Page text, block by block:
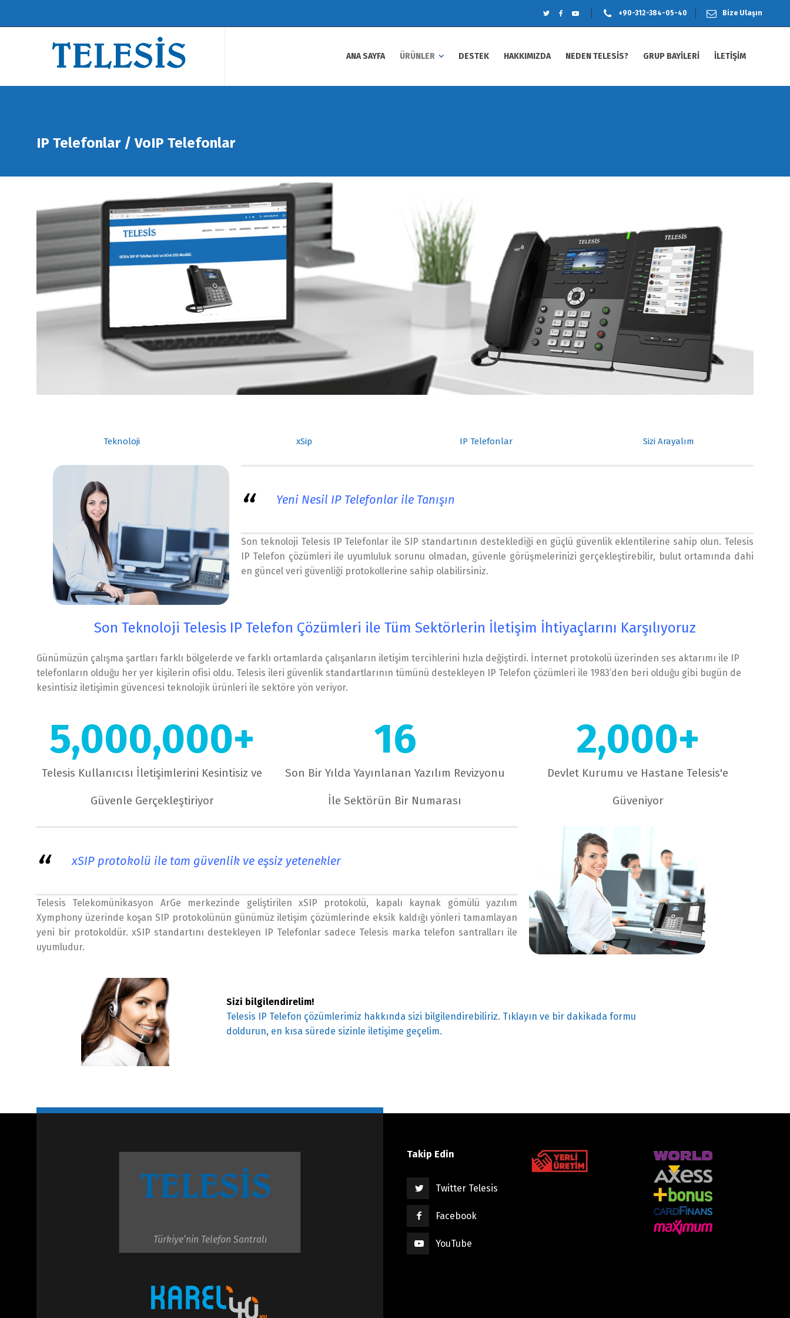
+90-312-384-05-40 Bize Ulaşın
ANA SAYFA ÜRÜNLER DESTEK HAKKIMIZDA NEDEN TELESİS? GRUP BAYİLERİ İLETİŞİM
IP Telefonlar / VoIP Telefonlar
Teknoloji xSip IP Telefonlar Sizi Arayalım
Yeni Nesil IP Telefonlar ile Tanışın
Son teknoloji Telesis IP Telefonlar ile SIP standartının desteklediği en güçlü güvenlik eklentilerine sahip olun. Telesis
IP Telefon çözümleri ile uyumluluk sorunu olmadan, güvenle görüşmelerinizi gerçekleştirebilir, bulut ortamında dahi
en güncel veri güvenliği protokollerine sahip olabilirsiniz.
Son Teknoloji Telesis IP Telefon Çözümleri ile Tüm Sektörlerin İletişim İhtiyaçlarını Karşılıyoruz
Günümüzün çalışma şartları farklı bölgelerde ve farklı ortamlarda çalışanların iletişim tercihlerini hızla değiştirdi. İnternet protokolü üzerinden ses aktarımı ile IP
telefonların olduğu her yer kişilerin ofisi oldu. Telesis ileri güvenlik standartlarının tümünü destekleyen IP Telefon çözümleri ile 1983’den beri olduğu gibi bugün de
kesintisiz iletişimin güvencesi teknolojik ürünleri ile sektöre yön veriyor.
5,000,000+
Telesis Kullanıcısı İletişimlerini Kesintisiz ve
Güvenle Gerçekleştiriyor
16
Son Bir Yılda Yayınlanan Yazılım Revizyonu
İle Sektörün Bir Numarası
2,000+
Devlet Kurumu ve Hastane Telesis'e
Güveniyor
xSIP protokolü ile tam güvenlik ve eşsiz yetenekler
Telesis Telekomünikasyon ArGe merkezinde geliştirilen xSIP protokolü, kapalı kaynak gömülü yazılım
Xymphony üzerinde koşan SIP protokolünün günümüz iletişim çözümlerinde eksik kaldığı yönleri tamamlayan
yeni bir protokoldür. xSIP standartını destekleyen IP Telefonlar sadece Telesis marka telefon santralları ile
uyumludur.
Sizi bilgilendirelim!
Telesis IP Telefon çözümlerimiz hakkında sizi bilgilendirebiliriz. Tıklayın ve bir dakikada formu
doldurun, en kısa sürede sizinle iletişime geçelim.
Türkiye’nin Telefon Santralı
Takip Edin
Twitter Telesis
Facebook
YouTube